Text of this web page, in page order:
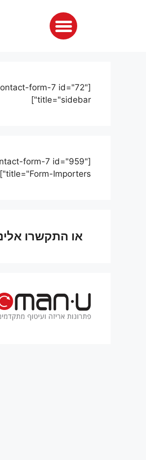
form-7 id="72"
title="sidebar"]
form-7 id="959"
title="Form-Importers"]
או התקשרו